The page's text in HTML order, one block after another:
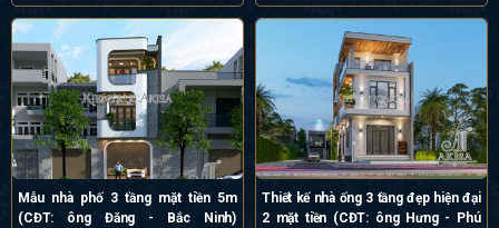
Mẫu nhà phố 3 tầng mặt tiền 5m
(CĐT: ông Đăng - Bắc Ninh)
Thiết kế nhà ống 3 tầng đẹp hiện đại
2 mặt tiền (CĐT: ông Hưng - Phú